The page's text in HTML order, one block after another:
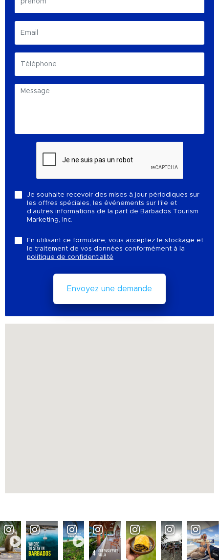
Je souhaite recevoir des mises à jour périodiques sur
les offres spéciales, les événements sur l'île et
d'autres informations de la part de Barbados Tourism
Marketing, Inc.
En utilisant ce formulaire, vous acceptez le stockage et
le traitement de vos données conformément à la
politique de confidentialité